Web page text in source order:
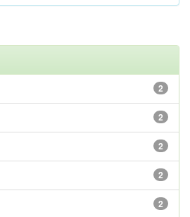
2
2
2
2
2